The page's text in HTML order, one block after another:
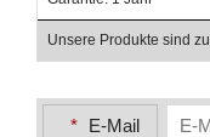
Unsere Produkte sind
* E-Mail